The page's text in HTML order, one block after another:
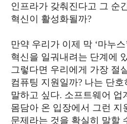
인프라가 갖춰진다고 그 순
혁신이 활성화될까?
만약 우리가 이제 막 ‘마누
혁신을 일궈내려는 단계에
그렇다면 우리에게 가장 절
컴퓨팅 지원일까? 나는 단호
말하고 싶다. 소프트웨어 업
몸담아 온 입장에서 그런 지
문제라는 것을 확실히 말할